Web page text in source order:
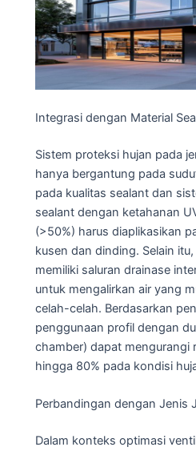
Integrasi dengan Material
Sistem proteksi hujan pada
hanya bergantung pada
pada kualitas sealant dan
sealant dengan ketahanan
(>50%) harus diaplikasikan
kusen dan dinding. Selain
memiliki saluran drainase
untuk mengalirkan air yang
celah-celah. Berdasarkan
penggunaan profil dengan
chamber) dapat mengurangi
hingga 80% pada kondisi
Perbandingan dengan Jenis
Dalam konteks optimasi